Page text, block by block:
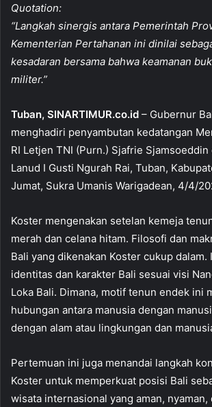
c
e
b
o
o
k
at
s
A
p
ai
l
ar
e
Quotation:
“Langkah sinergis antara Pemerintah
Kementerian Pertahanan ini dinilai
kesadaran bersama bahwa keamanan
militer.”
Tuban, SINARTIMUR.co.id – Gubernur
menghadiri penyambutan kedatangan
RI Letjen TNI (Purn.) Sjafrie Sjamsoeddin
Lanud I Gusti Ngurah Rai, Tuban,
Jumat, Sukra Umanis Warigadean, 4/4/
Koster mengenakan setelan kemeja
merah dan celana hitam. Filosofi dan
Bali yang dikenakan Koster cukup dalam.
identitas dan karakter Bali sesuai visi
Loka Bali. Dimana, motif tenun endek ini
hubungan antara manusia dengan
dengan alam atau lingkungan dan
Pertemuan ini juga menandai langkah
Koster untuk memperkuat posisi Bali
wisata internasional yang aman, nyaman,